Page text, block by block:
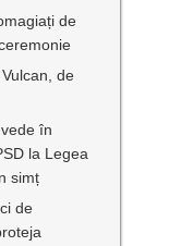
de
de
în
la Legea
simț
de